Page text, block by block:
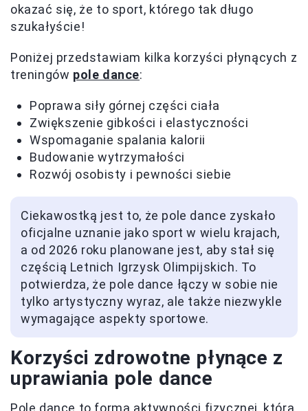
okazać się, że to sport, którego tak długo
szukałyście!
Poniżej przedstawiam kilka korzyści płynących z
treningów pole dance:
Poprawa siły górnej części ciała
Zwiększenie gibkości i elastyczności
Wspomaganie spalania kalorii
Budowanie wytrzymałości
Rozwój osobisty i pewności siebie
Ciekawostką jest to, że pole dance zyskało
oficjalne uznanie jako sport w wielu krajach,
a od 2026 roku planowane jest, aby stał się
częścią Letnich Igrzysk Olimpijskich. To
potwierdza, że pole dance łączy w sobie nie
tylko artystyczny wyraz, ale także niezwykle
wymagające aspekty sportowe.
Korzyści zdrowotne płynące z
uprawiania pole dance
Pole dance to forma aktywności fizycznej, która